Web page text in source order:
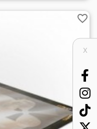
favorite_border
X